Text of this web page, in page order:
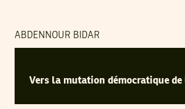
ABDENNOUR BIDAR
Vers la mutation démocratique de